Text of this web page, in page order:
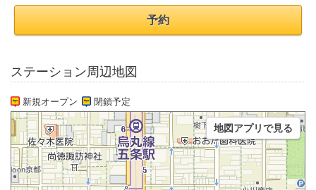
予約
ステーション周辺地図
新規オープン 閉鎖予定
地図アプリで見る